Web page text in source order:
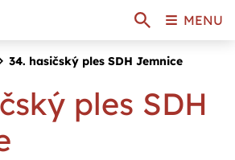
34. hasičský ples SDH Jemnice
ples SDH
MENU